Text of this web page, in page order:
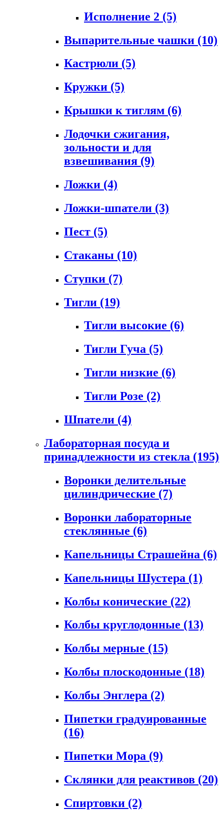
Исполнение 2 (5)
Выпарительные чашки (10)
Кастрюли (5)
Кружки (5)
Крышки к тиглям (6)
Лодочки сжигания,
зольности и для
взвешивания (9)
Ложки (4)
Ложки-шпатели (3)
Пест (5)
Стаканы (10)
Ступки (7)
Тигли (19)
Тигли высокие (6)
Тигли Гуча (5)
Тигли низкие (6)
Тигли Розе (2)
Шпатели (4)
Лабораторная посуда и
принадлежности из стекла (195)
Воронки делительные
цилиндрические (7)
Воронки лабораторные
стеклянные (6)
Капельницы Страшейна (6)
Капельницы Шустера (1)
Колбы конические (22)
Колбы круглодонные (13)
Колбы мерные (15)
Колбы плоскодонные (18)
Колбы Энглера (2)
Пипетки градуированные
(16)
Пипетки Мора (9)
Склянки для реактивов (20)
Спиртовки (2)